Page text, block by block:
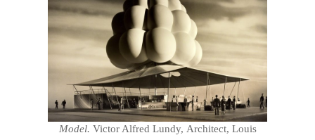
Model. Victor Alfred Lundy, Architect, Louis